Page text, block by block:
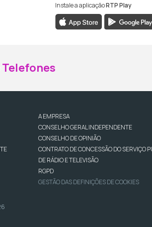
da RTP Madeira
da RTP Madeira
Instale a aplicaçãoRTP Play
Telefones
A EMPRESA
CONSELHO GERAL INDEPENDENTE
CONSELHO DE OPINIÃO
CONTRATO DE CONCESSÃO DO SERVIÇO
DE RÁDIO E TELEVISÃO
RGPD
GESTÃO DAS DEFINIÇÕES DE COOKIES